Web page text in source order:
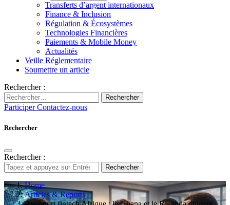
Transferts d’argent internationaux
Finance & Inclusion
Régulation & Écosystèmes
Technologies Financières
Paiements & Mobile Money
Actualités
Veille Réglementaire
Soumettre un article
Rechercher :
Rechercher
ParticiperContactez-nous
Rechercher
Rechercher :
Rechercher
Home
Articles & Reports